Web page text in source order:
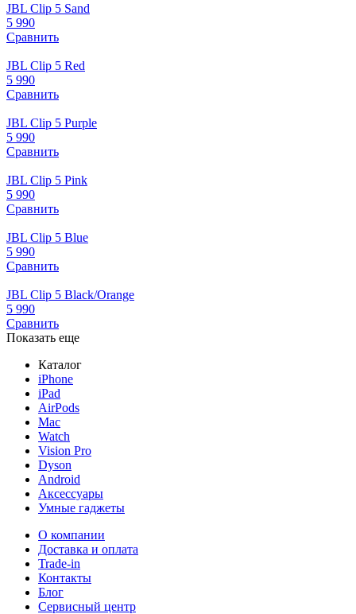
JBL Clip 5 Sand
5 990
Сравнить
JBL Clip 5 Red
5 990
Сравнить
JBL Clip 5 Purple
5 990
Сравнить
JBL Clip 5 Pink
5 990
Сравнить
JBL Clip 5 Blue
5 990
Сравнить
JBL Clip 5 Black/Orange
5 990
Сравнить
Показать еще
Каталог
iPhone
iPad
AirPods
Mac
Watch
Vision Pro
Dyson
Android
Аксессуары
Умные гаджеты
О компании
Доставка и оплата
Trade-in
Контакты
Блог
Сервисный центр